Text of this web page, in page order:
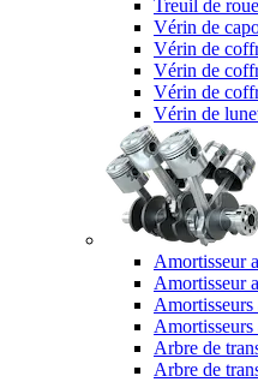
Treuil de
Vérin de
Vérin de
Vérin de
Vérin de
Vérin de
Amortisseur
Amortisseur
Amortisseurs
Amortisseurs
Arbre de
Arbre de